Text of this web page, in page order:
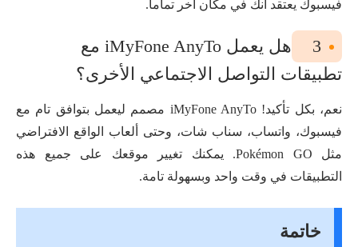
فيسبوك يعتقد أنك في مكان آخر تماماً.
3
هل يعمل iMyFone AnyTo مع
تطبيقات التواصل الاجتماعي الأخرى؟
نعم، بكل تأكيد! iMyFone AnyTo مصمم ليعمل بتوافق تام مع
فيسبوك، واتساب، سناب شات، وحتى ألعاب الواقع الافتراضي
مثل Pokémon GO. يمكنك تغيير موقعك على جميع هذه
التطبيقات في وقت واحد وبسهولة تامة.
خاتمة